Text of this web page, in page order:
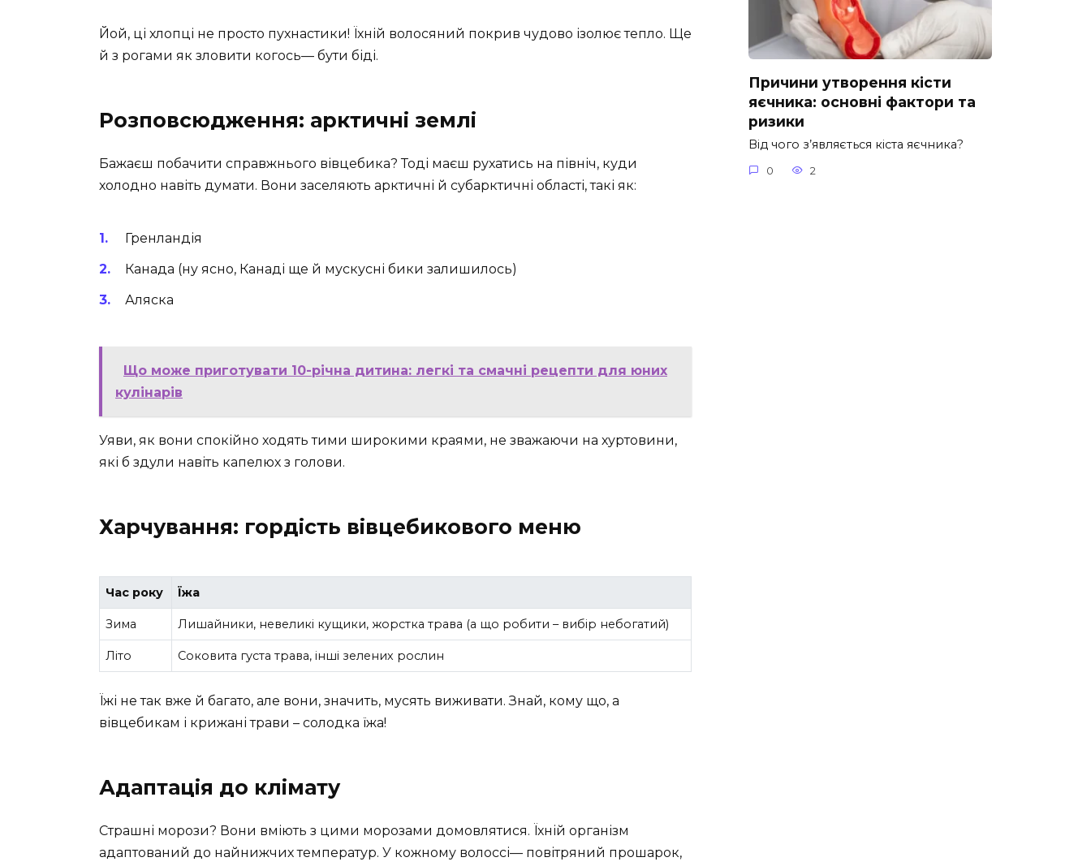
Йой, ці хлопці не просто пухнастики! Їхній волосяний покрив чудово ізолює тепло. Ще
й з рогами як зловити когось— бути біді.
Розповсюдження: арктичні землі
Бажаєш побачити справжнього вівцебика? Тоді маєш рухатись на північ, куди
холодно навіть думати. Вони заселяють арктичні й субарктичні області, такі як:
Гренландія
Канада (ну ясно, Канаді ще й мускусні бики залишилось)
Аляска
Що може приготувати 10-річна дитина: легкі та смачні рецепти для юних
кулінарів
Уяви, як вони спокійно ходять тими широкими краями, не зважаючи на хуртовини,
які б здули навіть капелюх з голови.
Харчування: гордість вівцебикового меню
Час року Їжа
Зима Лишайники, невеликі кущики, жорстка трава (а що робити – вибір небогатий)
Літо Соковита густа трава, інші зелених рослин
Їжі не так вже й багато, але вони, значить, мусять виживати. Знай, кому що, а
вівцебикам і крижані трави – солодка їжа!
Адаптація до клімату
Страшні морози? Вони вміють з цими морозами домовлятися. Їхній організм
адаптований до найнижчих температур. У кожному волоссі— повітряний прошарок,
Причини утворення кісти
яєчника: основні фактори та
ризики
Від чого з’являється кіста яєчника?
0 2